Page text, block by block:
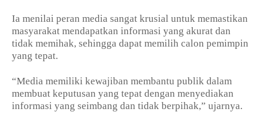
Ia menilai peran media sangat krusial untuk memastikan
masyarakat mendapatkan informasi yang akurat dan
tidak memihak, sehingga dapat memilih calon pemimpin
yang tepat.
“Media memiliki kewajiban membantu publik dalam
membuat keputusan yang tepat dengan menyediakan
informasi yang seimbang dan tidak berpihak,” ujarnya.